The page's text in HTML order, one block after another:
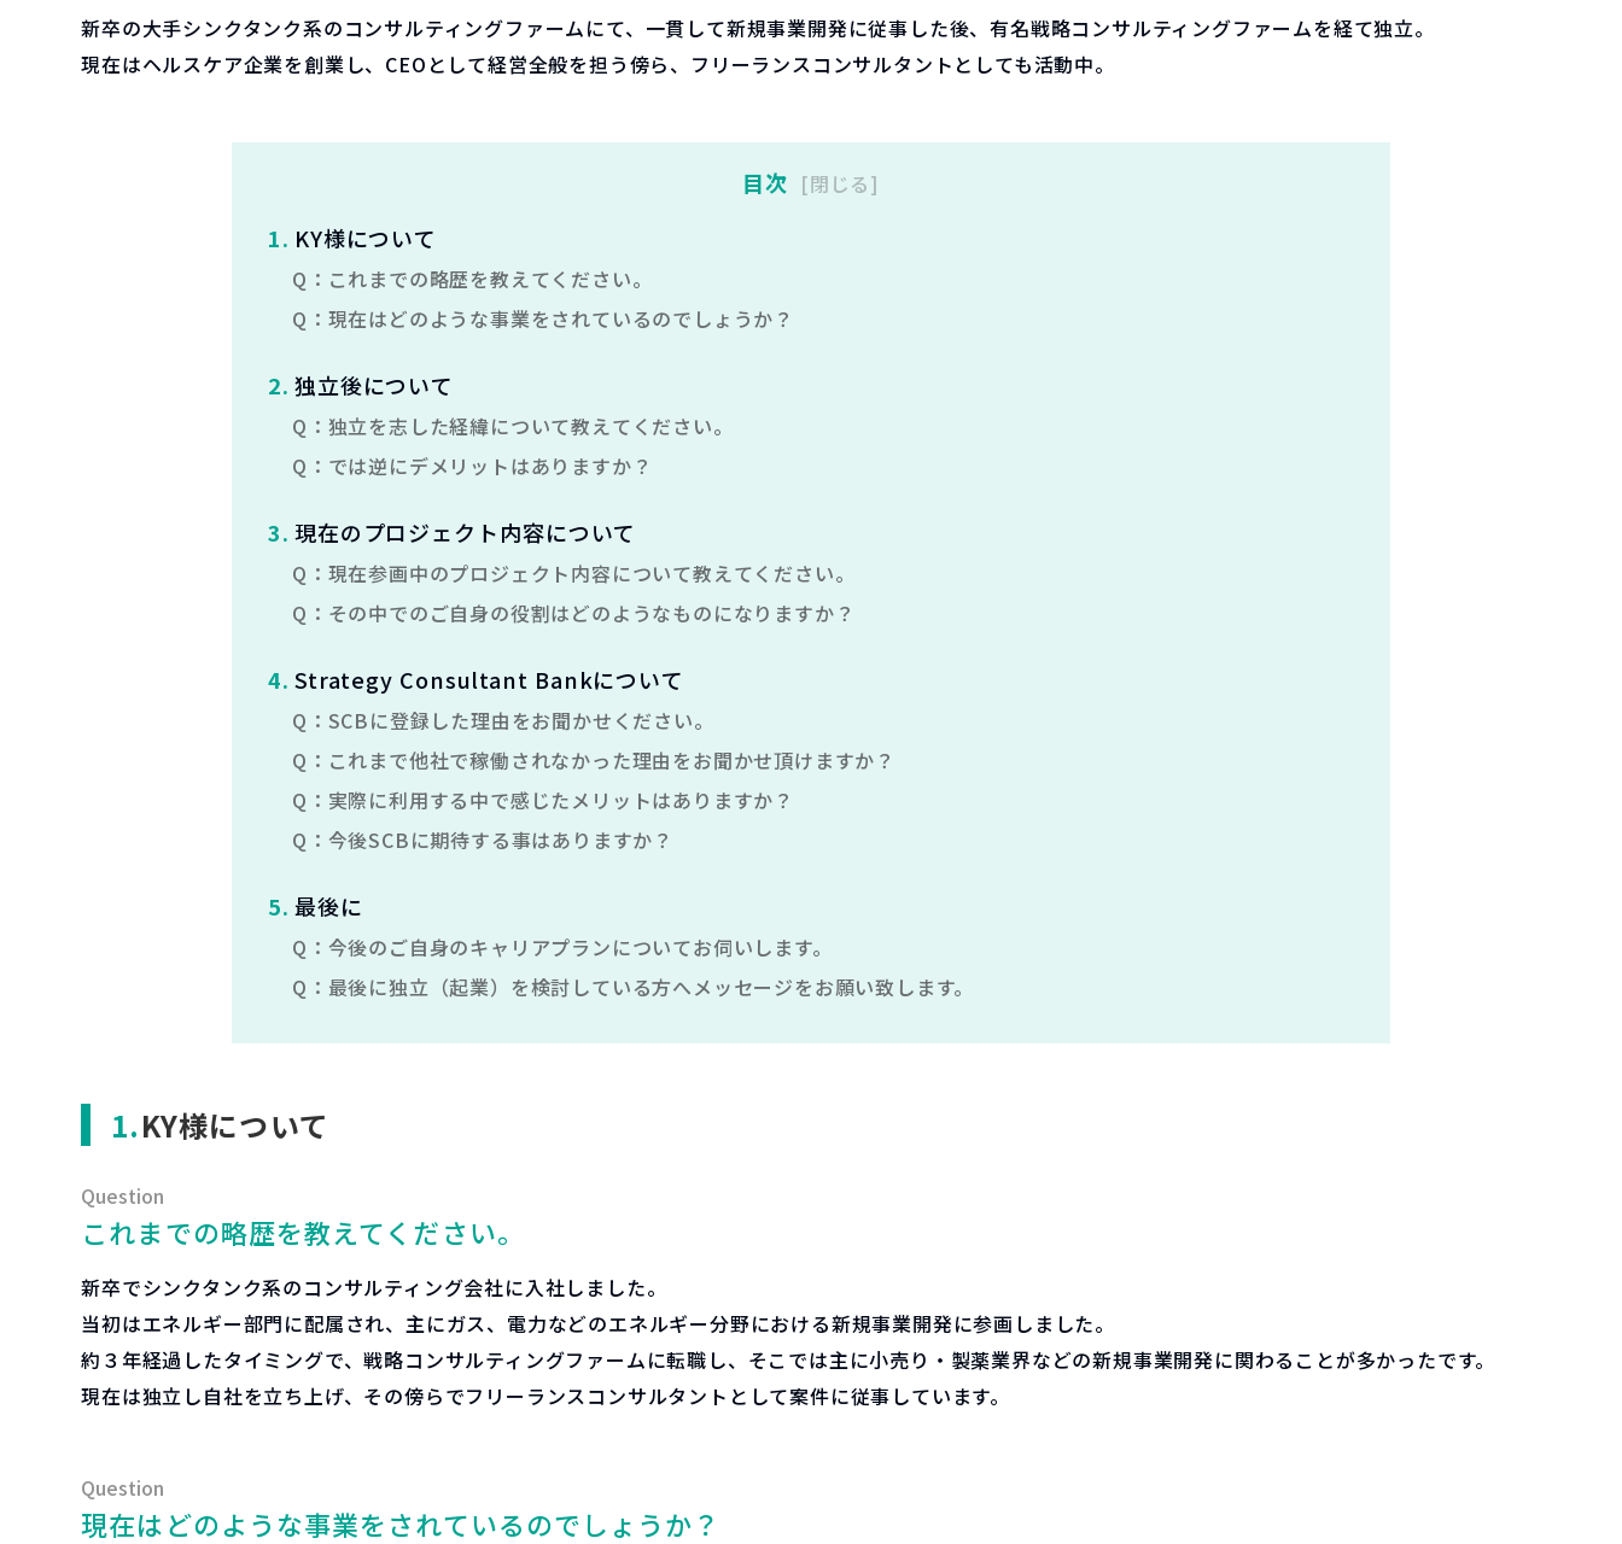
新卒の大手シンクタンク系のコンサルティングファームにて、一貫して新規事業開発に従事した後、有名戦略コンサルティングファームを経て独立。
現在はヘルスケア企業を創業し、CEOとして経営全般を担う傍ら、フリーランスコンサルタントとしても活動中。
目次 閉じる
1. KY様について
Q： これまでの略歴を教えてください。
Q： 現在はどのような事業をされているのでしょうか？
2. 独立後について
Q： 独立を志した経緯について教えてください。
Q： では逆にデメリットはありますか？
3. 現在のプロジェクト内容について
Q： 現在参画中のプロジェクト内容について教えてください。
Q： その中でのご自身の役割はどのようなものになりますか？
4. Strategy Consultant Bankについて
Q： SCBに登録した理由をお聞かせください。
Q： これまで他社で稼働されなかった理由をお聞かせ頂けますか？
Q： 実際に利用する中で感じたメリットはありますか？
Q： 今後SCBに期待する事はありますか？
5. 最後に
Q： 今後のご自身のキャリアプランについてお伺いします。
Q： 最後に独立（起業）を検討している方へメッセージをお願い致します。
KY様について
これまでの略歴を教えてください。
新卒でシンクタンク系のコンサルティング会社に入社しました。
当初はエネルギー部門に配属され、主にガス、電力などのエネルギー分野における新規事業開発に参画しました。
約３年経過したタイミングで、戦略コンサルティングファームに転職し、そこでは主に小売り・製薬業界などの新規事業開発に関わることが多かったです。
現在は独立し自社を立ち上げ、その傍らでフリーランスコンサルタントとして案件に従事しています。
現在はどのような事業をされているのでしょうか？